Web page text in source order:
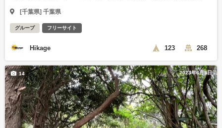
[千葉県] 千葉県
グループ フリーサイト
Hikage 123 268
2023年6月9日
14